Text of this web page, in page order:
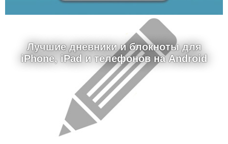
Лучшие дневники и блокноты для
iPhone, iPad и телефонов на Android